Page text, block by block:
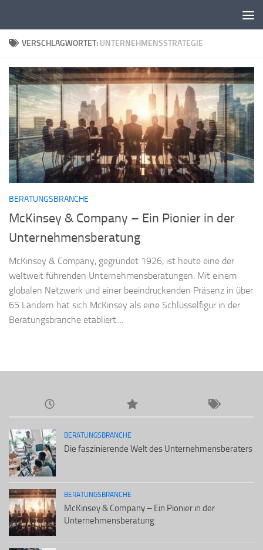
VERSCHLAGWORTET: UNTERNEHMENSSTRATEGIE
BERATUNGSBRANCHE
McKinsey & Company – Ein Pionier in der
Unternehmensberatung
McKinsey & Company, gegründet 1926, ist heute eine der
weltweit führenden Unternehmensberatungen. Mit einem
globalen Netzwerk und einer beeindruckenden Präsenz in über
65 Ländern hat sich McKinsey als eine Schlüsselfigur in der
Beratungsbranche etabliert....
BERATUNGSBRANCHE
Die faszinierende Welt des Unternehmensberaters
BERATUNGSBRANCHE
McKinsey & Company – Ein Pionier in der
Unternehmensberatung